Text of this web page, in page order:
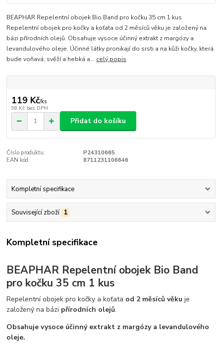
BEAPHAR Repelentní obojek Bio Band pro kočku 35 cm 1 kus
Repelentní obojek pro kočky a koťata od 2 měsíců věku je založený na
bázi přírodních olejů. Obsahuje vysoce účinný extrakt z margózy a
levandulového oleje. Účinné látky pronikají do srsti a na kůži kočky, která
bude voňavá, svěží a hebká a... celý popis
119 Kč/ks
98 Kč bez DPH
Přidat do košíku
Číslo produktu:
P24310665
EAN kód:
8711231106646
Kompletní specifikace
Související zboží 1
Kompletní specifikace
BEAPHAR Repelentní obojek Bio Band
pro kočku 35 cm 1 kus
Repelentní obojek pro kočky a koťata od 2 měsíců věku je
založený na bázi přírodních olejů.
Obsahuje vysoce účinný extrakt z margózy a levandulového
oleje.